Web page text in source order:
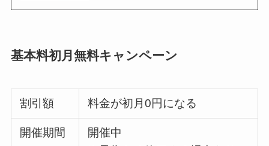
基本料初月無料キャンペーン
割引額 料金が初月0円になる
開催期間
開催中